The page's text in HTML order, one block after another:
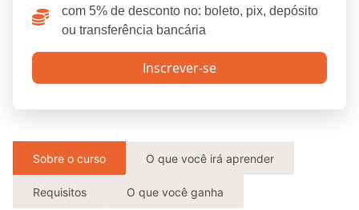
Sobre o curso O que você irá aprender
Requisitos O que você ganha
com 5% de desconto no: boleto, pix, depósito
ou transferência bancária
Inscrever-se